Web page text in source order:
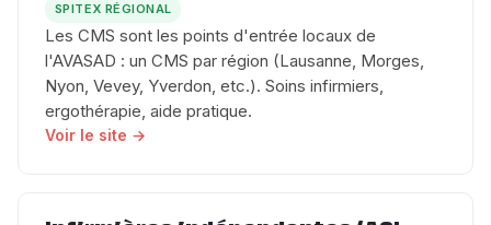
SPITEX RÉGIONAL
Les CMS sont les points d'entrée locaux de
l'AVASAD : un CMS par région (Lausanne, Morges,
Nyon, Vevey, Yverdon, etc.). Soins infirmiers,
ergothérapie, aide pratique.
Voir le site →